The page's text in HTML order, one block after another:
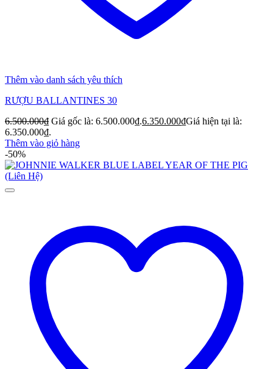
Thêm vào danh sách yêu thích
RƯỢU BALLANTINES 30
6.500.000₫ Giá gốc là: 6.500.000₫.6.350.000₫Giá hiện tại là:
6.350.000₫.
Thêm vào giỏ hàng
-50%